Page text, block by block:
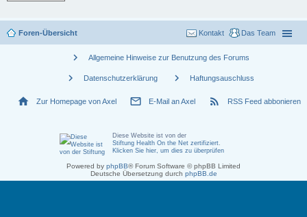
Foren-Übersicht Das Team
Kontakt
chevron_right Allgemeine Hinweise zur Benutzung des Forums
chevron_right Datenschutzerklärung chevron_right Haftungsauschluss
home Zur Homepage von Axel mail_outline E-Mail an Axel rss_feed RSS Feed abbonieren
Diese Website ist von der
Stiftung Health On the Net zertifiziert
Klicken Sie hier, um dies zu überprüfen
Powered by phpBB® Forum Software © phpBB Limited
Deutsche Übersetzung durch phpBB.de